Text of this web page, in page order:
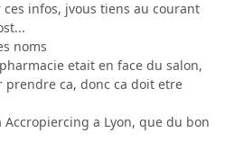
infos, jvous tiens au courant
noms
etait en face du salon,
ca, donc ca doit etre
a Lyon, que du bon